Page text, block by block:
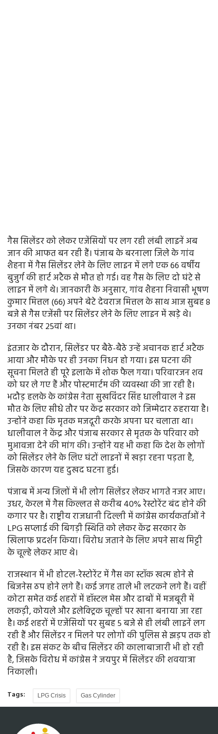
गैस सिलेंडर को लेकर एजेंसियों पर लग रही लंबी लाइनें अब
जान की आफत बन रही हैं। पंजाब के बरनाला जिले के गांव
शैहना में गैस सिलेंडर लेने के लिए लाइन में लगे एक 66 वर्षीय
बुजुर्ग की हार्ट अटैक से मौत हो गई। वह गैस के लिए दो घंटे से
लाइन में लगे थे। जानकारी के अनुसार, गांव शैहना निवासी भूषण
कुमार मित्तल (66) अपने बेटे देवराज मित्तल के साथ आज सुबह 8
बजे से गैस एजेंसी पर सिलेंडर लेने के लिए लाइन में खड़े थे।
उनका नंबर 25वां था।
इंतजार के दौरान, सिलेंडर पर बैठे-बैठे उन्हें अचानक हार्ट अटैक
आया और मौके पर ही उनका निधन हो गया। इस घटना की
सूचना मिलते ही पूरे इलाके में शोक फैल गया। परिवारजन शव
को घर ले गए हैं और पोस्टमार्टम की व्यवस्था की जा रही है।
भदौड़ हलके के कांग्रेस नेता सुखविंदर सिंह धालीवाल ने इस
मौत के लिए सीधे तौर पर केंद्र सरकार को जिम्मेदार ठहराया है।
उन्होंने कहा कि मृतक मजदूरी करके अपना घर चलाता था।
धालीवाल ने केंद्र और पंजाब सरकार से मृतक के परिवार को
मुआवजा देने की मांग की। उन्होंने यह भी कहा कि देश के लोगों
को सिलेंडर लेने के लिए घंटों लाइनों में खड़ा रहना पड़ता है,
जिसके कारण यह दुखद घटना हुई।
पंजाब में अन्य जिलों में भी लोग सिलेंडर लेकर भागते नजर आए।
उधर, केरल में गैस किल्लत से करीब 40% रेस्टोरेंट बंद होने की
कगार पर है। राष्ट्रीय राजधानी दिल्ली में कांग्रेस कार्यकर्ताओं ने
LPG सप्लाई की बिगड़ी स्थिति को लेकर केंद्र सरकार के
खिलाफ प्रदर्शन किया। विरोध जताने के लिए अपने साथ मिट्टी
के चूल्हे लेकर आए थे।
राजस्थान में भी होटल-रेस्टोरेंट में गैस का स्टॉक खत्म होने से
बिजनेस ठप होने लगे हैं। कई जगह ताले भी लटकने लगे हैं। वहीं
कोटा समेत कई शहरों में हॉस्टल मेस और ढाबों में मजबूरी में
लकड़ी, कोयले और इलेक्ट्रिक चूल्हों पर खाना बनाया जा रहा
है। कई शहरों में एजेंसियों पर सुबह 5 बजे से ही लंबी लाइनें लग
रही हैं और सिलेंडर न मिलने पर लोगों की पुलिस से झड़प तक हो
रही है। इस संकट के बीच सिलेंडर की कालाबाजारी भी हो रही
है, जिसके विरोध में कांग्रेस ने जयपुर में सिलेंडर की शवयात्रा
निकाली।
Tags: LPG Crisis Gas Cylinder